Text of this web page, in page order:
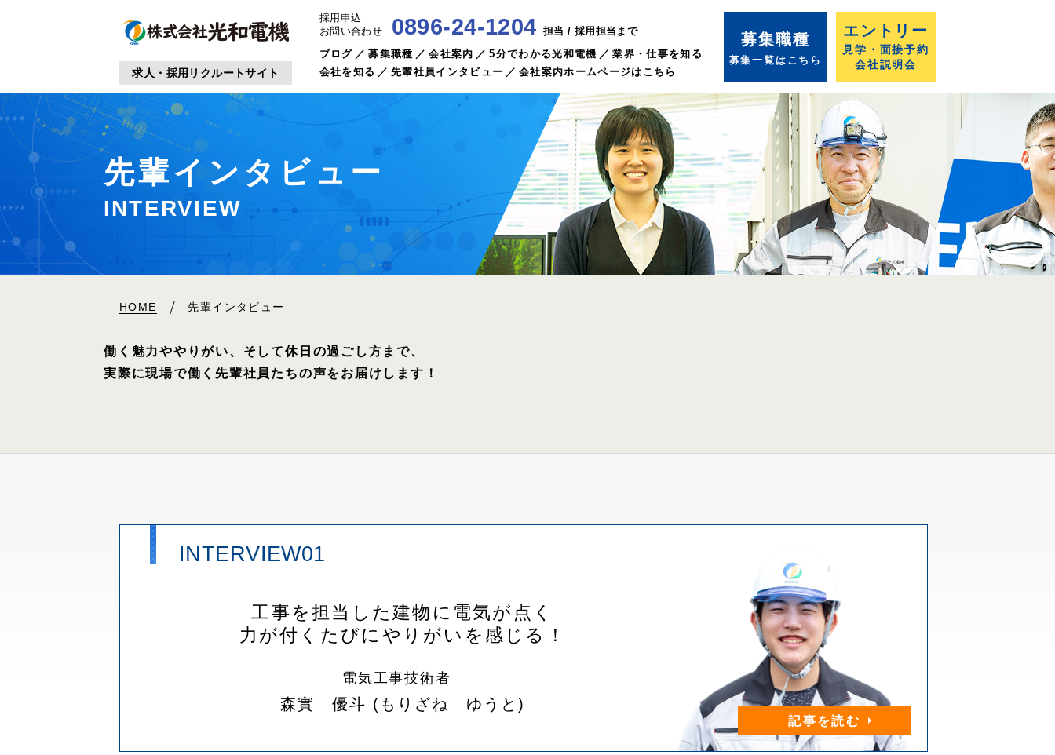
求人・採用リクルートサイト
採用申込
お問い合わせ
0896-24-1204 担当 / 採用担当まで
ブログ 募集職種 会社案内 5分でわかる光和電機
業界・仕事を知る
会社を知る
先輩社員インタビュー 会社案内ホームページはこちら
募集職種
募集一覧はこちら
エントリー
見学・面接予約
会社説明会
先輩インタビュー
INTERVIEW
HOME 先輩インタビュー
働く魅力ややりがい、そして休日の過ごし方まで、
実際に現場で働く先輩社員たちの声をお届けします！
INTERVIEW01
工事を担当した建物に電気が点く
力が付くたびにやりがいを感じる！
電気工事技術者
森實 優斗 (もりざね ゆうと)
記事を読む